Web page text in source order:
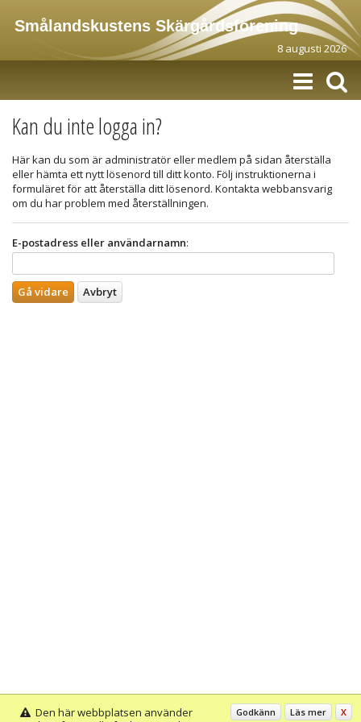
Smålandskustens Skärgårdsförening
8 augusti 2026
Kan du inte logga in?
Här kan du som är administratör eller medlem på sidan återställa
eller hämta ett nytt lösenord till ditt konto. Följ instruktionerna i
formuläret för att återställa ditt lösenord. Kontakta webbansvarig
om du har problem med återställningen.
E-postadress eller användarnamn:
Godkänn Läs mer X
Den här webbplatsen använder